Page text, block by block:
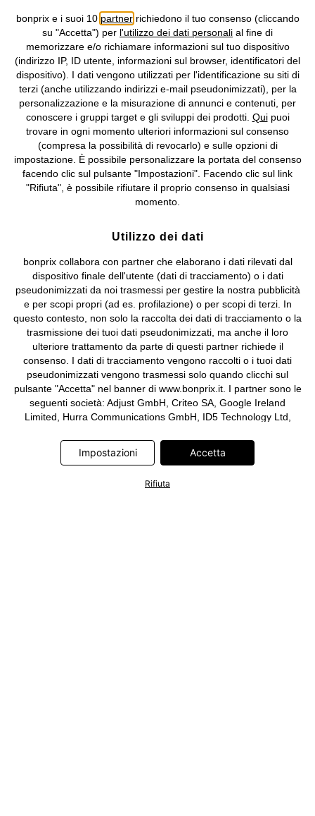
Condizioni di vendita Accessibilità
Informativa privacy e cookie Gestione dei cookie
Informazioni legali Diritto di recesso
©2026 bonprix.Tutti i diritti riservati.
bonprix S.r.l. con socio unico, sede legale: via Adua 33 - 13855
Valdengo (BI) C.F. 01510910027 - P.I. 01939830020, Reg. Imprese di
Biella n. 01510910027, R.E.A. BI - 171345, N. Reg. Pile:
IT09060P00000858, N. Reg. AEE: IT08020000002105 Capitale
Sociale: euro 1.000.000 i.v, Società soggetta all'attività di direzione
e coordinamento di bonprix Beteiligungs -Verwaltungsgesellschaft
mbH.
bonprix e i suoi 10 partnerrichiedono il tuo consenso (cliccando
su "Accetta") per l'utilizzo dei dati personali al fine di
memorizzare e/o richiamare informazioni sul tuo dispositivo
(indirizzo IP, ID utente, informazioni sul browser, identificatori del
dispositivo). I dati vengono utilizzati per l'identificazione su siti di
terzi (anche utilizzando indirizzi e-mail pseudonimizzati), per la
personalizzazione e la misurazione di annunci e contenuti, per
conoscere i gruppi target e gli sviluppi dei prodotti. Quipuoi
trovare in ogni momento ulteriori informazioni sul consenso
(compresa la possibilità di revocarlo) e sulle opzioni di
impostazione. È possibile personalizzare la portata del consenso
facendo clic sul pulsante "Impostazioni". Facendo clic sul link
"Rifiuta", è possibile rifiutare il proprio consenso in qualsiasi
momento.
Utilizzo dei dati
bonprix collabora con partner che elaborano i dati rilevati dal
dispositivo finale dell'utente (dati di tracciamento) o i dati
pseudonimizzati da noi trasmessi per gestire la nostra pubblicità
e per scopi propri (ad es. profilazione) o per scopi di terzi. In
questo contesto, non solo la raccolta dei dati di tracciamento o la
trasmissione dei tuoi dati pseudonimizzati, ma anche il loro
ulteriore trattamento da parte di questi partner richiede il
consenso. I dati di tracciamento vengono raccolti o i tuoi dati
pseudonimizzati vengono trasmessi solo quando clicchi sul
pulsante "Accetta" nel banner di www.bonprix.it. I partner sono le
seguenti società: Adjust GmbH, Criteo SA, Google Ireland
Limited, Hurra Communications GmbH, ID5 Technology Ltd,
Limited, Pinterest Europe Limited, RTB-House GmbH, TikTok
Information Technologies UK Limited. Ulteriori informazioni sul
informativa privacy e cookie
Impostazioni Accetta
Rifiuta